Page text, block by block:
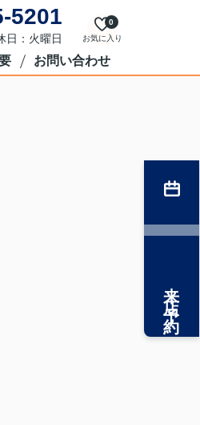
5201
：火曜日 お気に入り
0
お問い合わせ
来店予約